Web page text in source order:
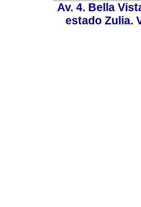
Av. 4. Bella
estado Zulia.